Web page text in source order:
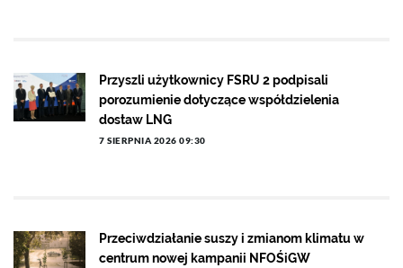
Przyszli użytkownicy FSRU 2 podpisali
porozumienie dotyczące współdzielenia
dostaw LNG
7 SIERPNIA 2026 09:30
Przeciwdziałanie suszy i zmianom klimatu w
centrum nowej kampanii NFOŚiGW